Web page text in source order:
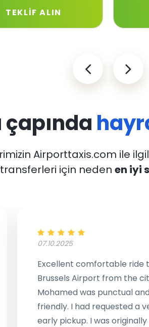
TEKLIF ALIN
Airporttaxis.com ile
için neden en iyi
07.10.2025
Excellent comfortable ride
Brussels Airport from the
Mohamed was punctual
friendly. I had requested a
early pickup. I was originally